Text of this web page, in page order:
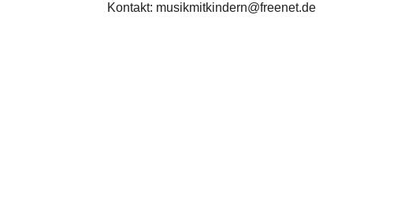
Kontakt: musikmitkindern@freenet.de